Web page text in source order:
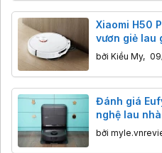
Xiaomi H50
vươn giẻ lau
đồng
bởi Kiều My,
Đánh giá
nghệ lau
dễ tiếp cận ở
bởi